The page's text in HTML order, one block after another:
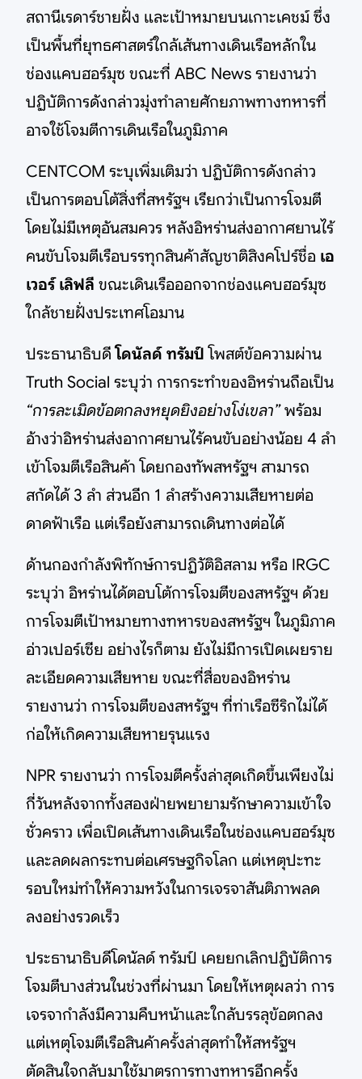
สถานีเรดาร์ชายฝั่ง และเป้าหมายบนเกาะเคชม์ ซึ่ง
เป็นพื้นที่ยุทธศาสตร์ใกล้เส้นทางเดินเรือหลักใน
ช่องแคบฮอร์มุซ ขณะที่ ABC News รายงานว่า
ปฏิบัติการดังกล่าวมุ่งทำลายศักยภาพทางทหารที่
อาจใช้โจมตีการเดินเรือในภูมิภาค
CENTCOM ระบุเพิ่มเติมว่า ปฏิบัติการดังกล่าว
เป็นการตอบโต้สิ่งที่สหรัฐฯ เรียกว่าเป็นการโจมตี
โดยไม่มีเหตุอันสมควร หลังอิหร่านส่งอากาศยานไร้
คนขับโจมตีเรือบรรทุกสินค้าสัญชาติสิงคโปร์ชื่อ เอ
เวอร์ เลิฟลี ขณะเดินเรือออกจากช่องแคบฮอร์มุซ
ใกล้ชายฝั่งประเทศโอมาน
ประธานาธิบดีโดนัลด์ ทรัมป์ โพสต์ข้อความผ่าน
Truth Social ระบุว่า การกระทำของอิหร่านถือเป็น
“การละเมิดข้อตกลงหยุดยิงอย่างโง่เขลา”พร้อม
อ้างว่าอิหร่านส่งอากาศยานไร้คนขับอย่างน้อย 4 ลำ
เข้าโจมตีเรือสินค้า โดยกองทัพสหรัฐฯ สามารถ
สกัดได้ 3 ลำ ส่วนอีก 1 ลำสร้างความเสียหายต่อ
ดาดฟ้าเรือ แต่เรือยังสามารถเดินทางต่อได้
ด้านกองกำลังพิทักษ์การปฏิวัติอิสลาม หรือ IRGC
ระบุว่า อิหร่านได้ตอบโต้การโจมตีของสหรัฐฯ ด้วย
การโจมตีเป้าหมายทางทหารของสหรัฐฯ ในภูมิภาค
อ่าวเปอร์เซีย อย่างไรก็ตาม ยังไม่มีการเปิดเผยราย
ละเอียดความเสียหาย ขณะที่สื่อของอิหร่าน
รายงานว่า การโจมตีของสหรัฐฯ ที่ท่าเรือซีริกไม่ได้
ก่อให้เกิดความเสียหายรุนแรง
NPR รายงานว่า การโจมตีครั้งล่าสุดเกิดขึ้นเพียงไม่
กี่วันหลังจากทั้งสองฝ่ายพยายามรักษาความเข้าใจ
ชั่วคราว เพื่อเปิดเส้นทางเดินเรือในช่องแคบฮอร์มุซ
และลดผลกระทบต่อเศรษฐกิจโลก แต่เหตุปะทะ
รอบใหม่ทำให้ความหวังในการเจรจาสันติภาพลด
ลงอย่างรวดเร็ว
ประธานาธิบดีโดนัลด์ ทรัมป์ เคยยกเลิกปฏิบัติการ
โจมตีบางส่วนในช่วงที่ผ่านมา โดยให้เหตุผลว่า การ
เจรจากำลังมีความคืบหน้าและใกล้บรรลุข้อตกลง
แต่เหตุโจมตีเรือสินค้าครั้งล่าสุดทำให้สหรัฐฯ
ตัดสินใจกลับมาใช้มาตรการทางทหารอีกครั้ง